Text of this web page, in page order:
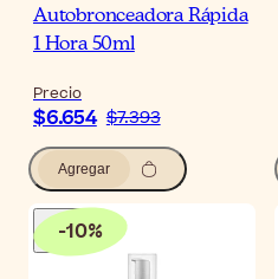
Autobronceadora Rápida
1 Hora 50ml
Precio
$6.654 $7.393
Agregar
-10%